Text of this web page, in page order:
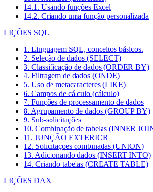
14.1. Usando funções Excel
14.2. Criando uma função personalizada
LIÇÕES SQL
1. Linguagem SQL, conceitos básicos.
2. Seleção de dados (SELECT)
3. Classificação de dados (ORDER BY)
4. Filtragem de dados (ONDE)
5. Uso de metacaracteres (LIKE)
6. Campos de cálculo (cálculo)
7. Funções de processamento de dados
8. Agrupamento de dados (GROUP BY)
9. Sub-solicitações
10. Combinação de tabelas (INNER
11. JUNÇÃO EXTERIOR
12. Solicitações combinadas (UNION)
13. Adicionando dados (INSERT INTO)
14. Criando tabelas (CREATE TABLE)
LIÇÕES DAX